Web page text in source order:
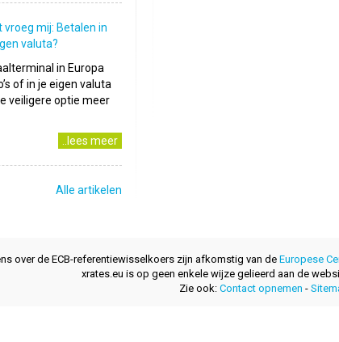
mij: Betalen in
valuta?
in Europa
of in je eigen valuta
veiligere optie meer
..lees meer
Alle artikelen
over de ECB-referentiewisselkoers zijn afkomstig van de Europese
xrates.eu is op geen enkele wijze gelieerd aan de
Zie ook: Contact opnemen -